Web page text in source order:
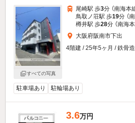
すべての写真
尾崎駅 歩3分 （南海本
鳥取ノ荘駅 歩19分 （
樽井駅 歩28分 （南海本
大阪府阪南市下出
4階建 / 25年5ヶ月 / 鉄骨造
駐車場あり 駐輪場あり
3.6万円